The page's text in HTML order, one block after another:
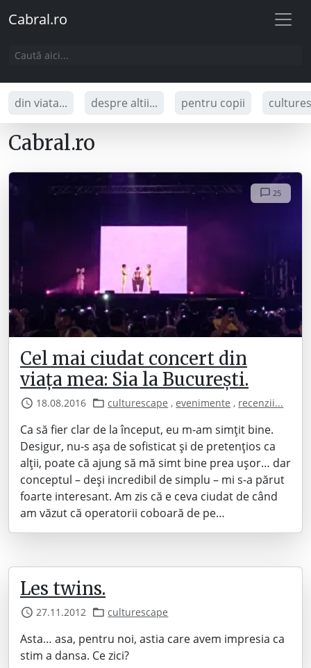
Cabral.ro
din viata... despre altii... pentru copii
Cabral.ro
25
Cel mai ciudat concert din
viața mea: Sia la București.
18.08.2016 culturescape ,evenimente , recenzii...
Ca să fier clar de la început, eu m-am simțit bine.
Desigur, nu-s așa de sofisticat și de pretențios ca
alții, poate că ajung să mă simt bine prea ușor… dar
conceptul – deși incredibil de simplu – mi s-a părut
foarte interesant. Am zis că e ceva ciudat de când
am văzut că operatorii coboară de pe…
Les twins.
27.11.2012 culturescape
Asta… asa, pentru noi, astia care avem impresia ca
stim a dansa. Ce zici?